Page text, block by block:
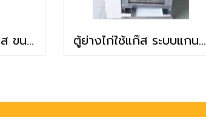
เตาซาลาเมนเดอร์แก๊ส ขนาด 8 หัวเตา ยี่ห้อเวอร์รี ตู้ย่างไก่ใช้แก๊ส ระบบแกนหมุนอัตโนมัติ ย่างไก่ได้ครั้งละ 12 ตัว